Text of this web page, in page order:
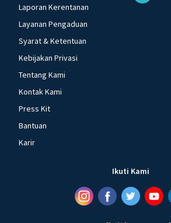
Laporan Kerentanan
Layanan Pengaduan
Syarat & Ketentuan
Kebijakan Privasi
Tentang Kami
Kontak Kami
Press Kit
Bantuan
Karir
Ikuti Kami